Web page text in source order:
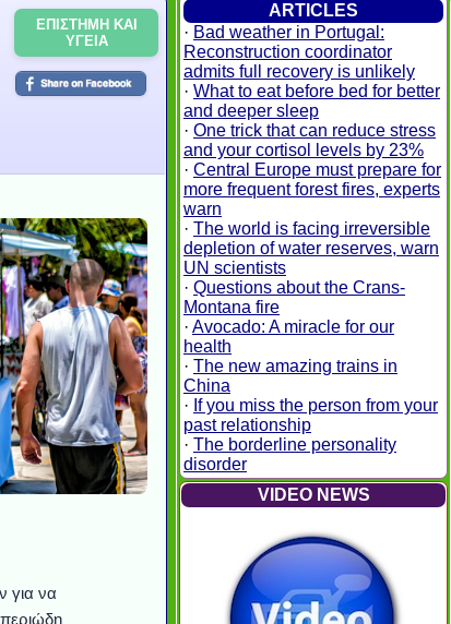
ΕΠΙΣΤΗΜΗ ΚΑΙ
ΥΓΕΙΑ
για να
ARTICLES
· Bad weather in Portugal:
Reconstruction coordinator
admits full recovery is unlikely
· What to eat before bed for better
and deeper sleep
· One trick that can reduce stress
and your cortisol levels by 23%
· Central Europe must prepare for
more frequent forest fires, experts
warn
· The world is facing irreversible
depletion of water reserves, warn
UN scientists
· Questions about the Crans-
Montana fire
· Avocado: A miracle for our
health
· The new amazing trains in
China
· If you miss the person from your
past relationship
· The borderline personality
disorder
VIDEO NEWS